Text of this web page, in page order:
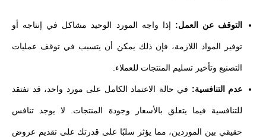
التوقف عن العمل: إذا واجه المورد الوحيد مشاكل في إنتاجه أو
توفير المواد اللازمة، فإن ذلك يمكن أن يتسبب في توقف عمليات
التصنيع وتأخير تسليم المنتجات للعملاء.
عدم التنافسية: في حالة الاعتماد الكامل على مورد واحد، قد تفتقد
للتنافسية فيما يتعلق بالأسعار وجودة المنتجات. لا يوجد تنافس
حقيقي بين الموردين، مما يؤثر سلبًا على قدرتك على تقديم عروض